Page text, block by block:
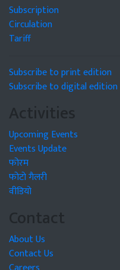
Subscription
Circulation
Tariff
Subscribe to print edition
Subscribe to digital edition
Activities
Upcoming Events
Events Update
फोरम
फोटो गैलरी
वीडियो
Contact
About Us
Contact Us